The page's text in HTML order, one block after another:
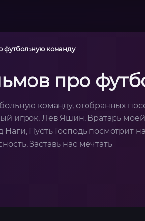
футбольную команду
про
команду, отобранных
игрок, Лев Яшин. Вратарь
Пусть Господь посмотрит
Заставь нас мечтать